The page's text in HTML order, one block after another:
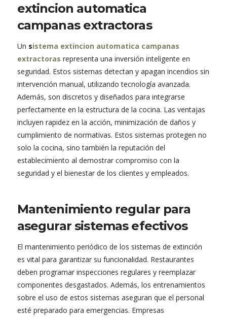
extincion automatica
campanas extractoras
Un sistema extincion automatica campanas
extractoras representa una inversión inteligente en
seguridad. Estos sistemas detectan y apagan incendios sin
intervención manual, utilizando tecnología avanzada.
Además, son discretos y diseñados para integrarse
perfectamente en la estructura de la cocina. Las ventajas
incluyen rapidez en la acción, minimización de daños y
cumplimiento de normativas. Estos sistemas protegen no
solo la cocina, sino también la reputación del
establecimiento al demostrar compromiso con la
seguridad y el bienestar de los clientes y empleados.
Mantenimiento regular para
asegurar sistemas efectivos
El mantenimiento periódico de los sistemas de extinción
es vital para garantizar su funcionalidad. Restaurantes
deben programar inspecciones regulares y reemplazar
componentes desgastados. Además, los entrenamientos
sobre el uso de estos sistemas aseguran que el personal
esté preparado para emergencias. Empresas